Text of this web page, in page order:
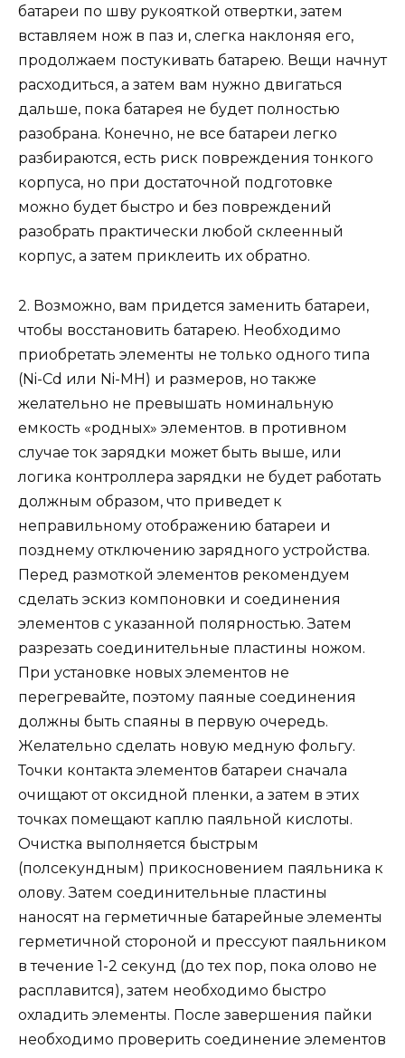
батареи по шву рукояткой отвертки, затем
вставляем нож в паз и, слегка наклоняя его,
продолжаем постукивать батарею. Вещи начнут
расходиться, а затем вам нужно двигаться
дальше, пока батарея не будет полностью
разобрана. Конечно, не все батареи легко
разбираются, есть риск повреждения тонкого
корпуса, но при достаточной подготовке
можно будет быстро и без повреждений
разобрать практически любой склеенный
корпус, а затем приклеить их обратно.
2. Возможно, вам придется заменить батареи,
чтобы восстановить батарею. Необходимо
приобретать элементы не только одного типа
(Ni-Cd или Ni-MH) и размеров, но также
желательно не превышать номинальную
емкость «родных» элементов. в противном
случае ток зарядки может быть выше, или
логика контроллера зарядки не будет работать
должным образом, что приведет к
неправильному отображению батареи и
позднему отключению зарядного устройства.
Перед размоткой элементов рекомендуем
сделать эскиз компоновки и соединения
элементов с указанной полярностью. Затем
разрезать соединительные пластины ножом.
При установке новых элементов не
перегревайте, поэтому паяные соединения
должны быть спаяны в первую очередь.
Желательно сделать новую медную фольгу.
Точки контакта элементов батареи сначала
очищают от оксидной пленки, а затем в этих
точках помещают каплю паяльной кислоты.
Очистка выполняется быстрым
(полсекундным) прикосновением паяльника к
олову. Затем соединительные пластины
наносят на герметичные батарейные элементы
герметичной стороной и прессуют паяльником
в течение 1-2 секунд (до тех пор, пока олово не
расплавится), затем необходимо быстро
охладить элементы. После завершения пайки
необходимо проверить соединение элементов